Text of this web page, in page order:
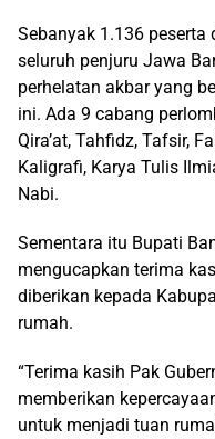
Sebanyak 1.136
seluruh penjuru Jawa
perhelatan akbar yang
ini. Ada 9 cabang
Qira’at, Tahfidz, Tafsir,
Kaligrafi, Karya Tulis
Nabi.
Sementara itu Bupati
mengucapkan terima
diberikan kepada
rumah.
“Terima kasih Pak
memberikan
untuk menjadi tuan